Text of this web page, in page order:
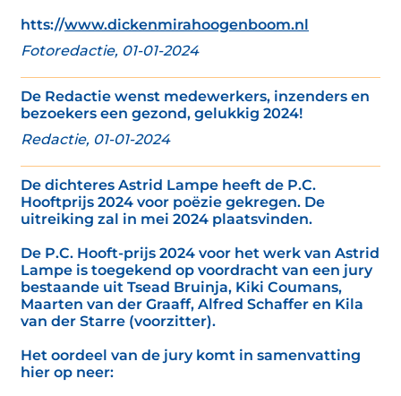
htts://www.dickenmirahoogenboom.nl
Fotoredactie, 01-01-2024
De Redactie wenst medewerkers, inzenders en
bezoekers een gezond, gelukkig 2024!
Redactie, 01-01-2024
De dichteres Astrid Lampe heeft de P.C.
Hooftprijs 2024 voor poëzie gekregen. De
uitreiking zal in mei 2024 plaatsvinden.
De P.C. Hooft-prijs 2024 voor het werk van Astrid
Lampe is toegekend op voordracht van een jury
bestaande uit Tsead Bruinja, Kiki Coumans,
Maarten van der Graaff, Alfred Schaffer en Kila
van der Starre (voorzitter).
Het oordeel van de jury komt in samenvatting
hier op neer: